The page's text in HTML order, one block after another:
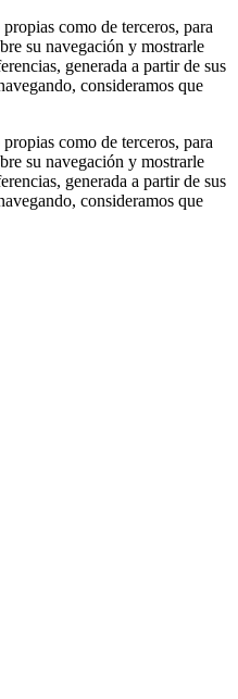
como de terceros, para
su navegación y mostrarle
generada a partir de sus
consideramos que
como de terceros, para
su navegación y mostrarle
generada a partir de sus
consideramos que